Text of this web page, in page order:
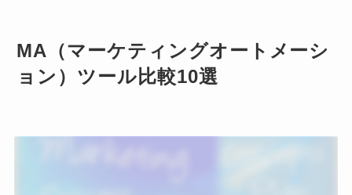
MA（マーケティングオートメーシ
ョン）ツール比較10選